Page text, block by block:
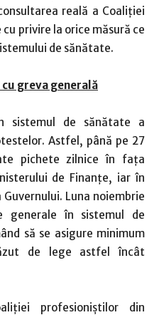
reală a Coaliţiei
privire la orice măsură ce
de sănătate.
greva generală
sistemul de sănătate a
Astfel, până pe 27
pichete zilnice în faţa
de Finanţe, iar în
Luna noiembrie
generale în sistemul de
să se asigure minimum
de lege astfel încât
profesioniştilor din